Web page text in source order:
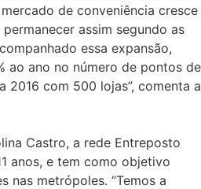
de conveniência cresce
assim segundo as
essa expansão,
ao ano no número de pontos de
2016 com 500 lojas”, comenta a
Castro, a rede Entreposto
anos, e tem como objetivo
nas metrópoles. “Temos a